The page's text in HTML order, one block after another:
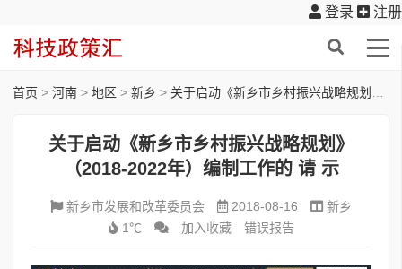
登录 注册
首页 > 河南 > 地区 > 新乡 > 关于启动《新乡市乡村振兴战略规划》（2018-2022年）编制工作的 请 示
关于启动《新乡市乡村振兴战略规划》
（2018-2022年）编制工作的 请 示
新乡市发展和改革委员会 2018-08-16
新乡
1℃
加入收藏 错误报告